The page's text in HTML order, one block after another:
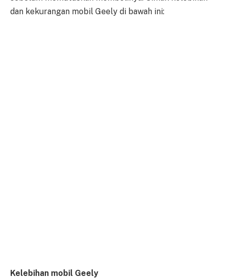
dan kekurangan mobil Geely di bawah ini:
Kelebihan mobil Geely